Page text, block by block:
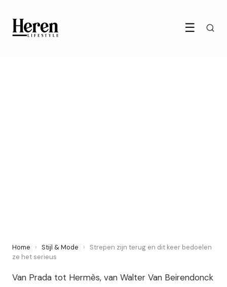
☰
Home › Stijl & Mode ›
Strepen zijn terug en dit keer bedoelen
ze het serieus
Van Prada tot Hermès, van Walter Van Beirendonck